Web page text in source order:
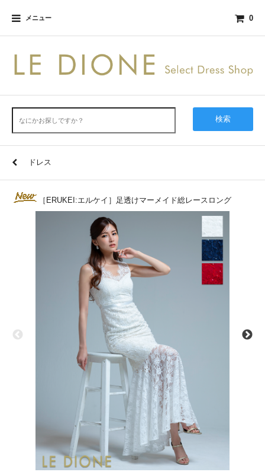
メニュー 0
検索
ドレス
［ERUKEI:エルケイ］足透けマーメイド総レースロング